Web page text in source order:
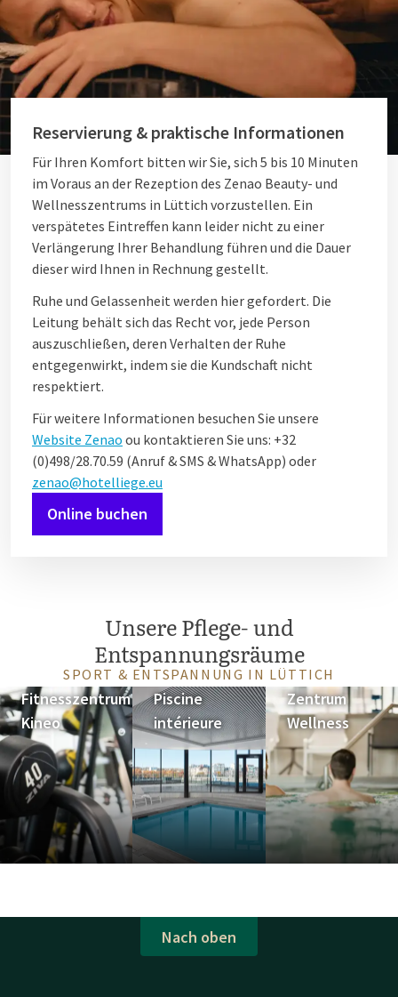
Reservierung & praktische Informationen
Für Ihren Komfort bitten wir Sie, sich 5 bis 10 Minuten
im Voraus an der Rezeption des Zenao Beauty- und
Wellnesszentrums in Lüttich vorzustellen. Ein
verspätetes Eintreffen kann leider nicht zu einer
Verlängerung Ihrer Behandlung führen und die Dauer
dieser wird Ihnen in Rechnung gestellt.
Ruhe und Gelassenheit werden hier gefordert. Die
Leitung behält sich das Recht vor, jede Person
auszuschließen, deren Verhalten der Ruhe
entgegenwirkt, indem sie die Kundschaft nicht
respektiert.
Für weitere Informationen besuchen Sie unsere
Website Zenao ou kontaktieren Sie uns: +32
(0)498/28.70.59 (Anruf & SMS & WhatsApp) oder
zenao@hotelliege.eu
Online buchen
Unsere Pflege- und
Entspannungsräume
SPORT & ENTSPANNUNG IN LÜTTICH
Fitnesszentrum
Kineo
Piscine
intérieure
Zentrum
Wellness
Nach oben